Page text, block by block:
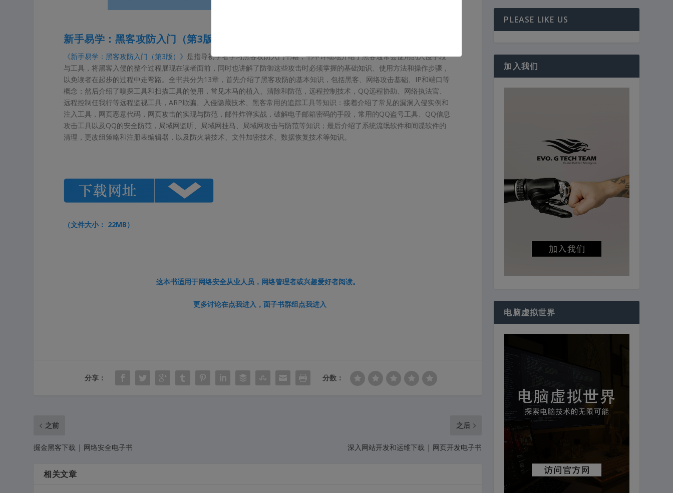
新手易学：黑客攻防入门（第3版）是本黑客技术电子书，专介绍围绕黑客攻防内容。
《新手易学：黑客攻防入门（第3版）》 是指导初学者学习黑客攻防入门书籍，书中详细地介绍了黑客通常会使用的入侵手段
与工具，将黑客入侵的整个过程展现在读者面前，同时也讲解了防御这些攻击时必须掌握的基础知识、使用方法和操作步骤，
以免读者在起步的过程中走弯路。全书共分为13章，首先介绍了黑客攻防的基本知识，包括黑客、网络攻击基础、IP和端口等
概念；然后介绍了嗅探工具和扫描工具的使用，常见木马的植入、清除和防范，远程控制技术，QQ远程协助、网络执法官、
远程控制任我行等远程监视工具，ARP欺骗、入侵隐藏技术、黑客常用的追踪工具等知识：接着介绍了常见的漏洞入侵实例和
注入工具，网页恶意代码，网页攻击的实现与防范，邮件炸弹实战，破解电子邮箱密码的手段，常用的QQ盗号工具、QQ信息
攻击工具以及QQ的安全防范，局域网监听、局域网挂马、局域网攻击与防范等知识；最后介绍了系统流氓软件和间谍软件的
清理，更改组策略和注册表编辑器，以及防火墙技术、文件加密技术、数据恢复技术等知识。
（文件大小： 22MB）
这本书适用于网络安全从业人员，网络管理者或兴趣爱好者阅读。
更多讨论在点我进入 ，面子书群组点我进入
分享： 分数：
之前
掘金黑客下载 | 网络安全电子书
之后
深入网站开发和运维下载 | 网页开发电子书
相关文章
PLEASE LIKE US
加入我们
电脑虚拟世界